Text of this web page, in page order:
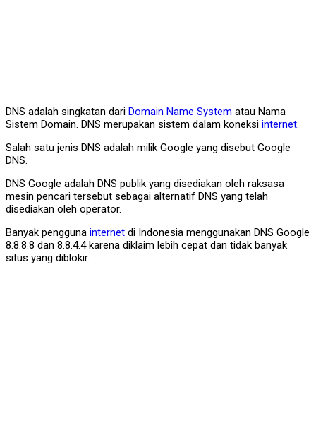
DNS adalah singkatan dari Domain Name System atau Nama
Sistem Domain. DNS merupakan sistem dalam koneksi internet.
Salah satu jenis DNS adalah milik Google yang disebut Google
DNS.
DNS Google adalah DNS publik yang disediakan oleh raksasa
mesin pencari tersebut sebagai alternatif DNS yang telah
disediakan oleh operator.
Banyak pengguna internet di Indonesia menggunakan DNS Google
8.8.8.8 dan 8.8.4.4 karena diklaim lebih cepat dan tidak banyak
situs yang diblokir.